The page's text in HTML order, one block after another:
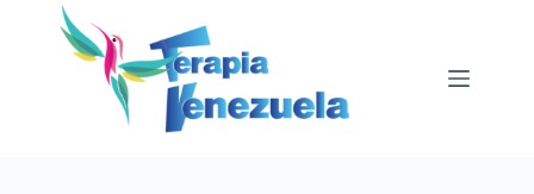
contenido